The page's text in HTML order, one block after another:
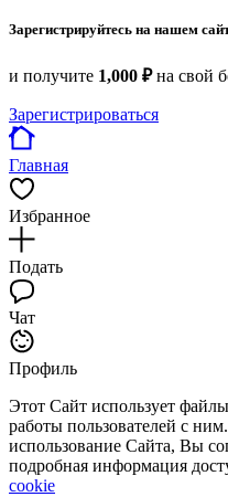
Зарегистрируйтесь на нашем
и получите 1,000 ₽на свой
Зарегистрироваться
Главная
Избранное
Подать
Чат
Профиль
Этот Сайт использует
работы пользователей с
использование Сайта, Вы
подробная информация
cookie